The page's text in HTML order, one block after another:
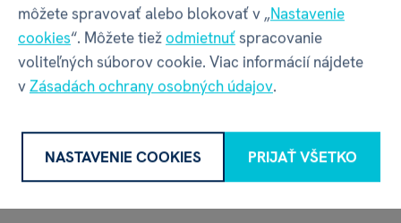
Scythe - 3 power
dials základné
očakávame: dátum
bude oznámený
Scythe - rozšírenie
herného plánu
očakávame: dátum
bude oznámený
môžete spravovať alebo blokovať v „Nastavenie
cookies“. Môžete tiežodmietnuťspracovanie
voliteľných súborov cookie. Viac informácií nájdete
vZásadách ochrany osobných údajov.
NASTAVENIE COOKIES PRIJAŤ VŠETKO